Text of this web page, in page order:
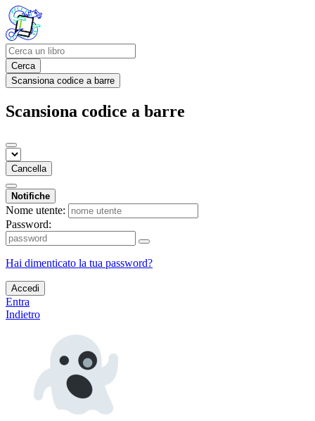
Cerca
Scansiona codice a barre
Scansiona codice a barre
Cancella
Notifiche
Nome utente:
Password:
Hai dimenticato la tua password?
Accedi
Entra
Indietro